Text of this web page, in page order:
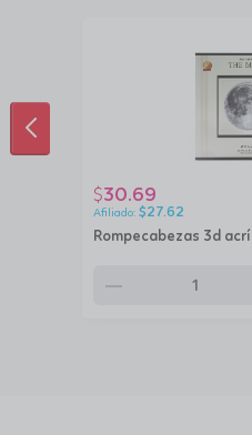
Rompecabezas 3d
$30.69
$27.62
remove
ANTERIOR